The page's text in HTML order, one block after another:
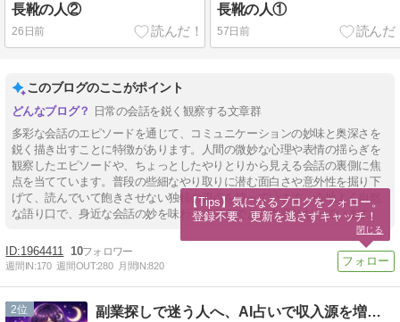
長靴の人②
26日前
長靴の人①
57日前
このブログのここがポイント
日常の会話を鋭く観察する文章群
多彩な会話のエピソードを通じて、コミュニケーションの妙味と奥深さを
鋭く描き出すことに特徴があります。人間の微妙な心理や表情の揺らぎを
観察したエピソードや、ちょっとしたやりとりから見える会話の裏側に焦
点を当てています。普段の些細なやり取りに潜む面白さや意外性を掘り下
げて、読んでいて飽きさせない独特の視点を持っています。心地よく自然
な語り口で、身近な会話の妙を味わうことができる内容となっています。
1964411 10
週間IN:170 週間OUT:280 月間IN:820
2 副業探しで迷う人へ、AI占いで収入源を増やす最新活用法
【Tips】気になるブログをフォロー。
登録不要。更新を逃さずキャッチ！
閉じる